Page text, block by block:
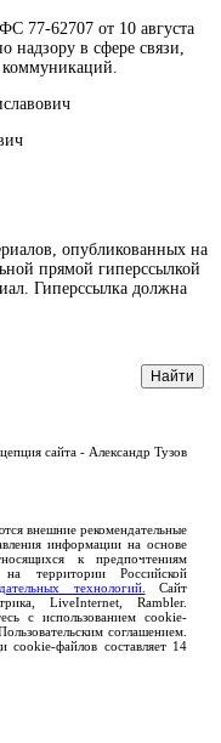
77-62707 от 10 августа
надзору в сфере связи,
опубликованных на
прямой гиперссылкой
Гиперссылка должна
сайта - Александр Тузов
внешние рекомендательные
информации на основе
к предпочтениям
территории Российской
технологий.
Сайт
LiveInternet, Rambler.
с использованием cookie-
соглашением.
файлов составляет 14